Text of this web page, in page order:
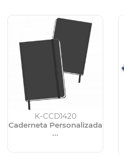
K-CCD1420
Caderneta Personalizada
...